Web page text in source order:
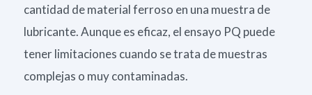
cantidad de material ferroso en una muestra de
lubricante. Aunque es eficaz, el ensayo PQ puede
tener limitaciones cuando se trata de muestras
complejas o muy contaminadas.